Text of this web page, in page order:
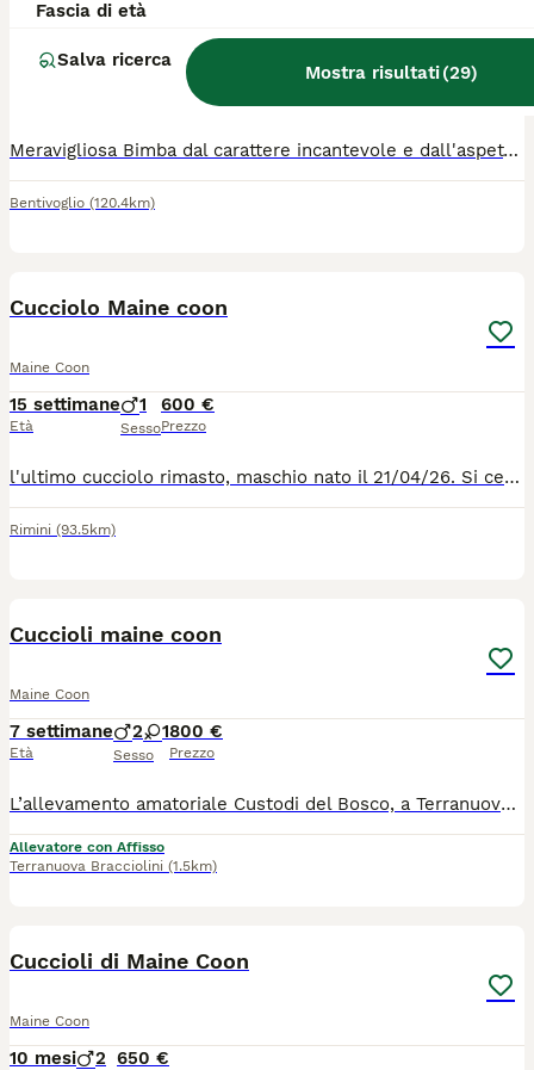
Fascia di età
Salva ricerca
Mostra risultati(29)
Meravigliosa Bimba dal carattere incantevole e dall'aspetto wild🍓🍓❤️abituata a cani e bambini cresciuta in ambiente domestico e famigliare. Allevamento Domus Oram Bologna
Bentivoglio (120.4km)
Cucciolo Maine coon
Maine Coon
15 settimane
Età
1
Sesso
600 €
Prezzo
l'ultimo cucciolo rimasto, maschio nato il 21/04/26. Si cede svezzato,sverminato e con due vaccini. Abituato alla lettiera e tiragraffi. Ottimo carattere, dolce ed affettuoso.
Rimini (93.5km)
Cuccioli maine coon
Maine Coon
7 settimane
Età
2 1
Sesso
800 €
Prezzo
L’allevamento amatoriale Custodi del Bosco, a Terranuova Bracciolini (AR), ha ancora disponibili 3 splendidi cuccioli pronti a raggiungere le loro nuove famiglie da settembre: 2 cuccioli rossi 1 femmina tricolore con una particolare macchia sul viso Cresciuti in ambiente familiare, con amore e attenzioni, per sviluppare un carattere socievole, equilibrato e affettuoso. Cosa include la cessione del cucciolo: Pedigree AFEF Microchip già inserito e registrazione all'anagrafe felina Ciclo di vaccinazioni e sverminazioni effettuati. Libretto sanitario Test genetici dei genitori Ci troviamo a Terranuova Bracciolini (AR), in Toscana. Se vuoi venire a conoscerli o desideri ricevere maggiori informazioni, foto e video dei singoli cuccioli, non esitare a contattarci! Saremo felici di trovare la famiglia perfetta per ognuno dei nostri "Custodi del Bosco".
Allevatore con Affisso
Terranuova Bracciolini (1.5km)
Cuccioli di Maine Coon
Maine Coon
10 mesi 2 650 €